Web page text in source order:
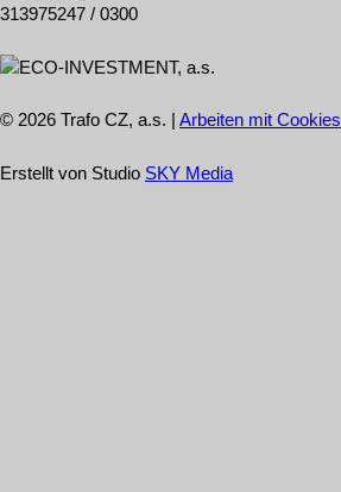
313975247 / 0300
© 2026 Trafo CZ, a.s. | Arbeiten mit Cookies
Erstellt von Studio SKY Media